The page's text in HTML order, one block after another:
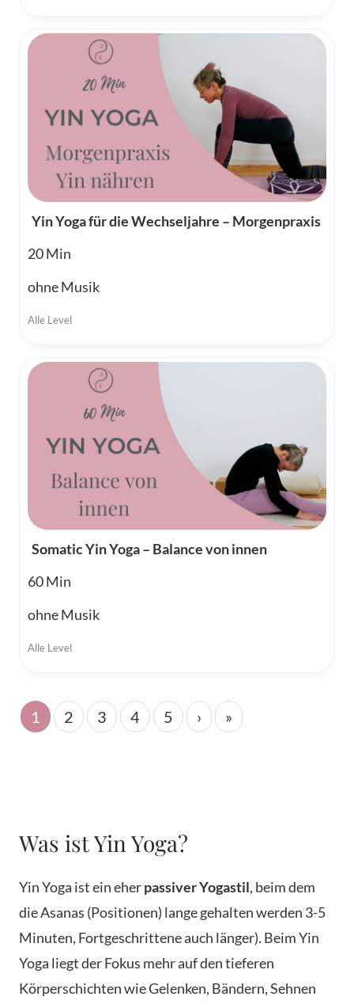
Yin Yoga für die Wechseljahre – Morgenpraxis
20
ohne Musik
Alle Level
Somatic Yin Yoga – Balance von innen
60
ohne Musik
Alle Level
1 2 3 4 5 › »
Was ist Yin Yoga?
Yin Yoga ist ein eherpassiver Yogastil, beim dem
die Asanas (Positionen) lange gehalten werden 3-5
Minuten, Fortgeschrittene auch länger). Beim Yin
Yoga liegt der Fokus mehr auf den tieferen
Körperschichten wie Gelenken, Bändern, Sehnen